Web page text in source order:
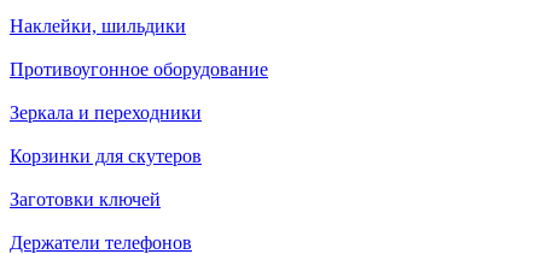
Наклейки, шильдики
Противоугонное оборудование
Зеркала и переходники
Корзинки для скутеров
Заготовки ключей
Держатели телефонов